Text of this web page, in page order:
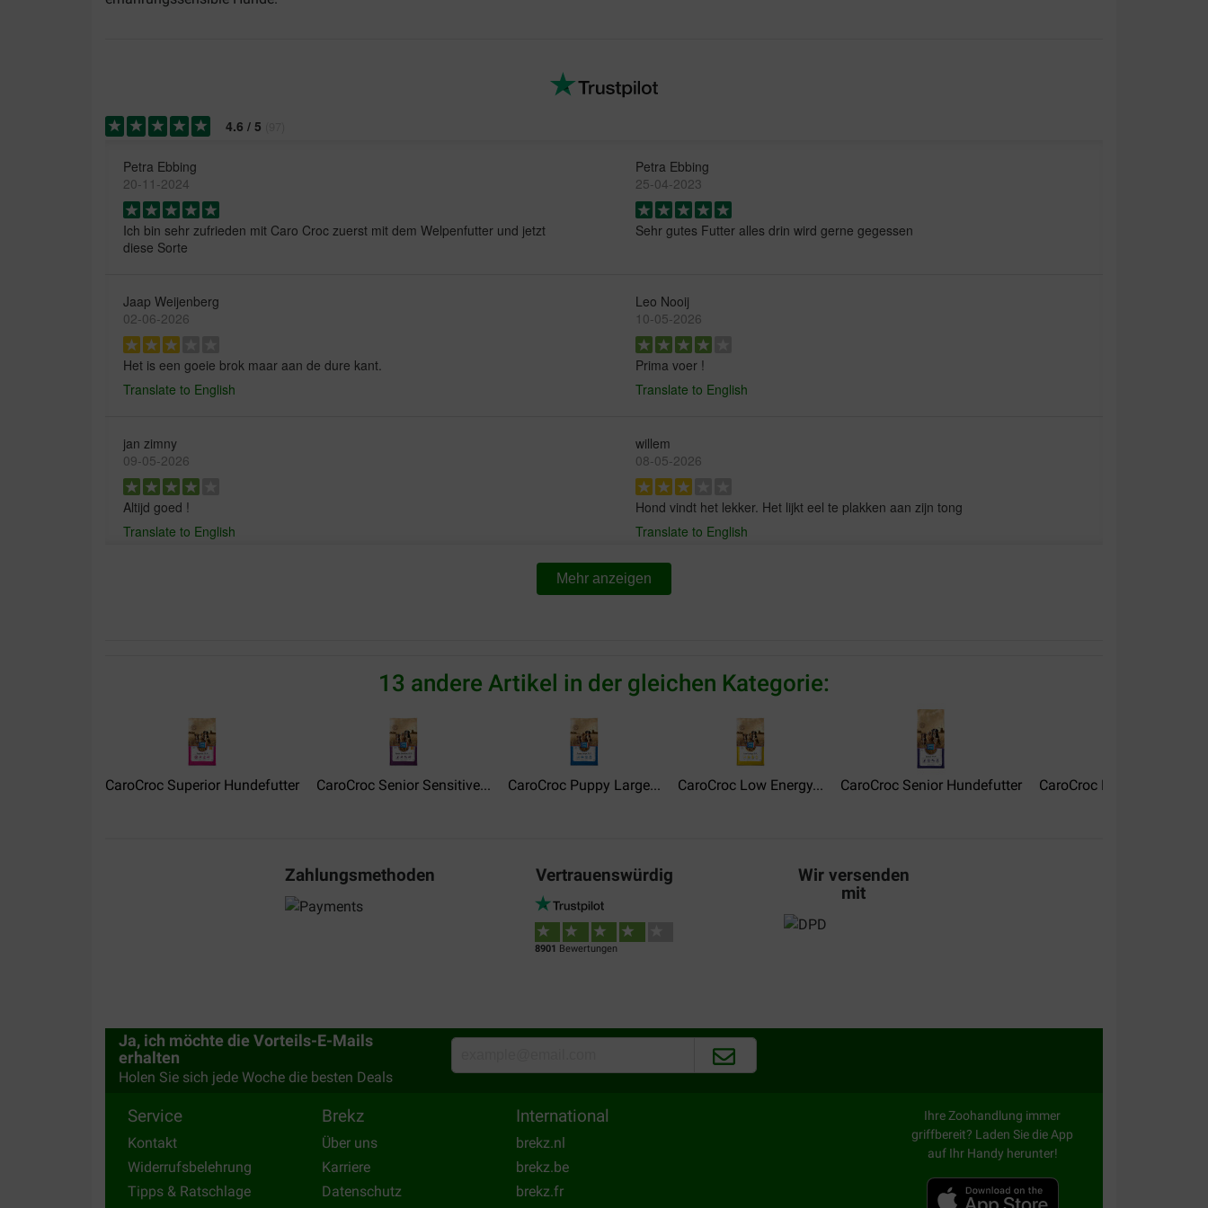
4.6 / 5
Petra Ebbing
20-11-2024
Ich bin sehr zufrieden mit Caro Croc zuerst mit dem Welpenfutter und jetzt
diese Sorte
Petra Ebbing
25-04-2023
Sehr gutes Futter alles drin wird gerne gegessen
Jaap Weijenberg
02-06-2026
Het is een goeie brok maar aan de dure kant.
Translate to English
Leo Nooij
10-05-2026
Prima voer !
Translate to English
jan zimny
09-05-2026
Altijd goed !
Translate to English
willem
08-05-2026
Hond vindt het lekker. Het lijkt eel te plakken aan zijn tong
Translate to English
Gerry Dirks
Translate to English
07-05-2026
Mehr anzeigen
13 andere Artikel in der gleichen Kategorie:
CaroCroc Superior Hundefutter CaroCroc Senior Sensitive... CaroCroc Puppy Large... CaroCroc Low Energy... CaroCroc Senior Hundefutter CaroCroc Puppy
Zahlungsmethoden Vertrauenswürdig
8901 Bewertungen
Wir versenden
mit
Ja, ich möchte die Vorteils-E-Mails
erhalten
Holen Sie sich jede Woche die besten Deals
Service
Kontakt
Widerrufsbelehrung
Tipps & Ratschlage
Brekz
Über uns
Karriere
Datenschutz
International
brekz.nl
brekz.be
brekz.fr
Ihre Zoohandlung immer
griffbereit? Laden Sie die App
auf Ihr Handy herunter!